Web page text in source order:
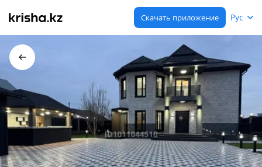
Скачать приложение Рус